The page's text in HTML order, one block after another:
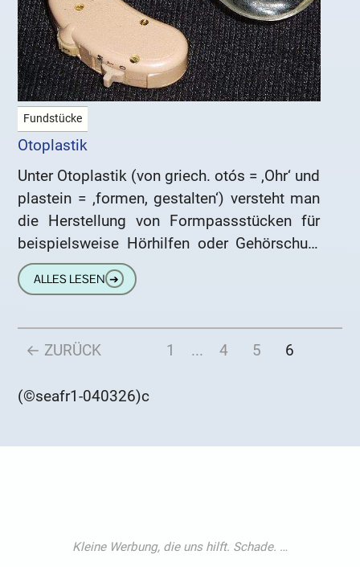
Fundstücke
Otoplastik
Unter Otoplastik (von griech. otós = ‚Ohr‘ und
plastein = ‚formen, gestalten‘) versteht man
die Herstellung von Formpassstücken für
beispielsweise Hörhilfen oder Gehörschutz
durch den Hörgeräteakustiker. Der Begriff
wird dabei
ALLES LESEN ➔
← ZURÜCK 1 ... 4 5 6
(©seafr1-040326)c